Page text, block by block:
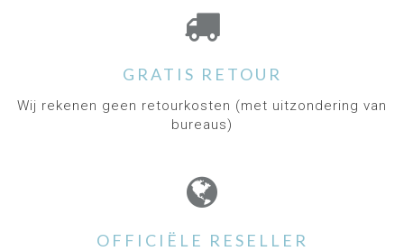
GRATIS RETOUR
Wij rekenen geen retourkosten (met uitzondering van
bureaus)
OFFICIËLE RESELLER